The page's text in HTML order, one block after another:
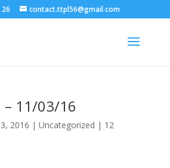
contact.ttpl56@gmail.com
– 11/03/16
2016 | Uncategorized | 12